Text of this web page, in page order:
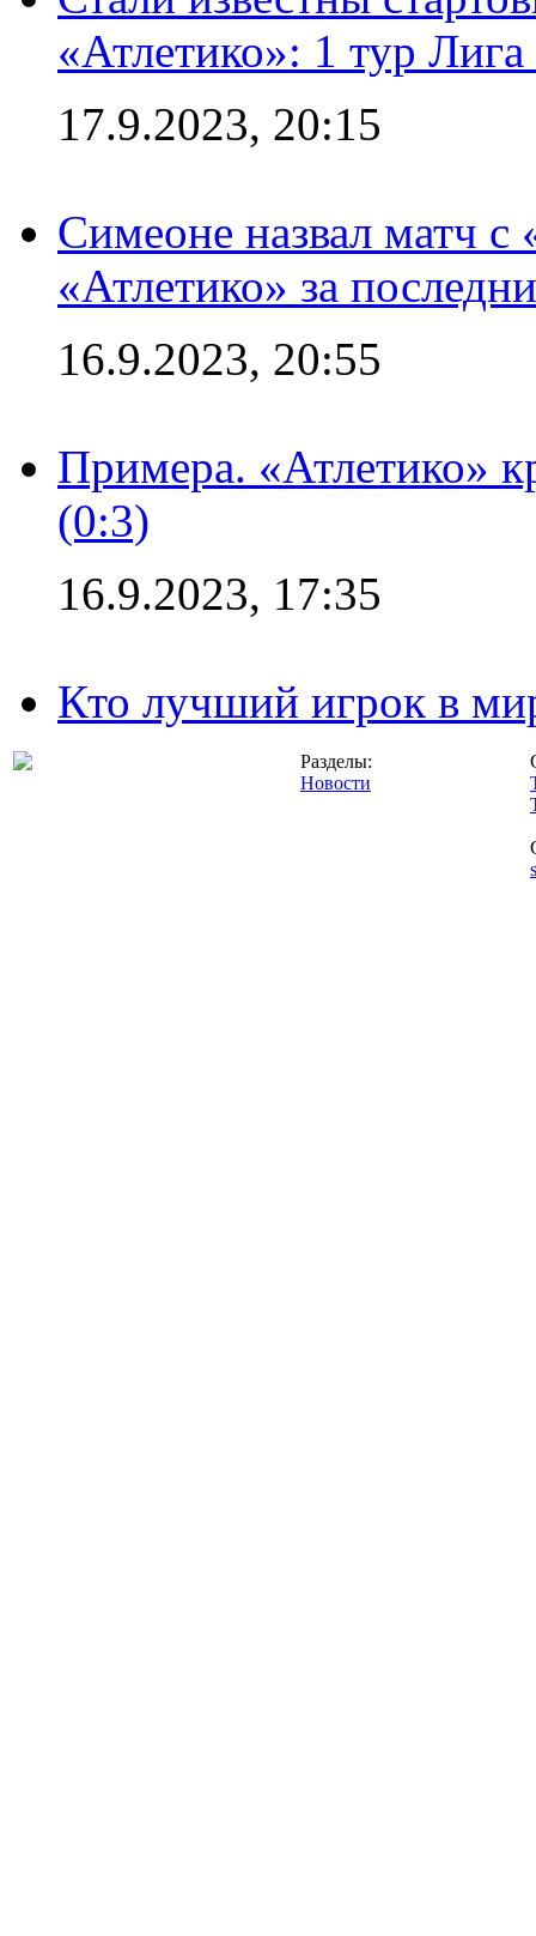
«Атлетико»: 1 тур
17.9.2023, 20:15
Симеоне назвал матч
«Атлетико» за
16.9.2023, 20:55
Примера. «Атлетико»
(0:3)
16.9.2023, 17:35
Кто лучший игрок в
Разделы:
Новости